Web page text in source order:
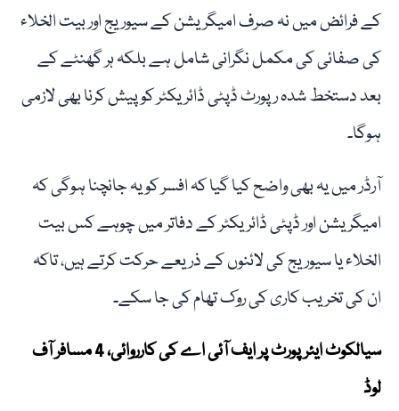
کے فرائض میں نہ صرف امیگریشن کے سیوریج اور بیت الخلاء
کی صفائی کی مکمل نگرانی شامل ہے بلکہ ہر گھنٹے کے
بعد دستخط شدہ رپورٹ ڈپٹی ڈائریکٹر کو پیش کرنا بھی لازمی
ہوگا۔
آرڈر میں یہ بھی واضح کیا گیا کہ افسر کو یہ جانچنا ہوگی کہ
امیگریشن اور ڈپٹی ڈائریکٹر کے دفاتر میں چوہے کس بیت
الخلاء یا سیوریج کی لائنوں کے ذریعے حرکت کرتے ہیں، تاکہ
ان کی تخریب کاری کی روک تھام کی جا سکے۔
سیالکوٹ ایئرپورٹ پر ایف آئی اے کی کارروائی، 4 مسافر آف
لوڈ